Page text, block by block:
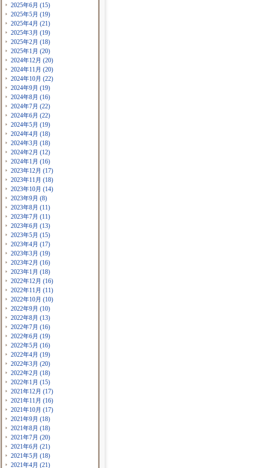
2025年6月 (15)
2025年5月 (19)
2025年4月 (21)
2025年3月 (19)
2025年2月 (18)
2025年1月 (20)
2024年12月 (20)
2024年11月 (20)
2024年10月 (22)
2024年9月 (19)
2024年8月 (16)
2024年7月 (22)
2024年6月 (22)
2024年5月 (19)
2024年4月 (18)
2024年3月 (18)
2024年2月 (12)
2024年1月 (16)
2023年12月 (17)
2023年11月 (18)
2023年10月 (14)
2023年9月 (8)
2023年8月 (11)
2023年7月 (11)
2023年6月 (13)
2023年5月 (15)
2023年4月 (17)
2023年3月 (19)
2023年2月 (16)
2023年1月 (18)
2022年12月 (16)
2022年11月 (11)
2022年10月 (10)
2022年9月 (10)
2022年8月 (13)
2022年7月 (16)
2022年6月 (19)
2022年5月 (16)
2022年4月 (19)
2022年3月 (20)
2022年2月 (18)
2022年1月 (15)
2021年12月 (17)
2021年11月 (16)
2021年10月 (17)
2021年9月 (18)
2021年8月 (18)
2021年7月 (20)
2021年6月 (21)
2021年5月 (18)
2021年4月 (21)